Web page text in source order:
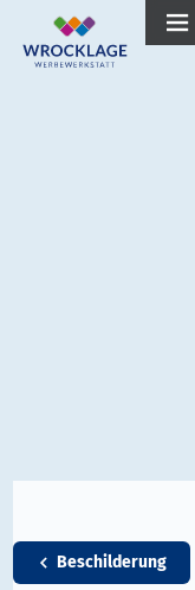
Beschilderung